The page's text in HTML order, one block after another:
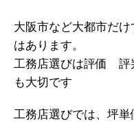
大阪市など大都市だ
はあります。
工務店選びは評価 評
も大切です
工務店選びでは、坪